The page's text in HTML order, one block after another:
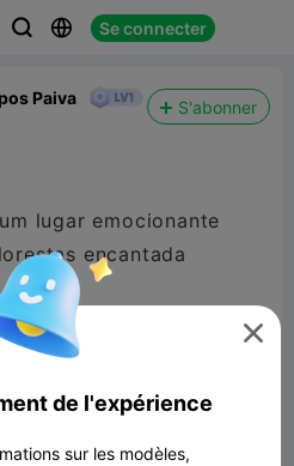
  Se connecter
Paiva S'abonner
lugar emocionante
encantada

de l'expérience
sur les modèles,